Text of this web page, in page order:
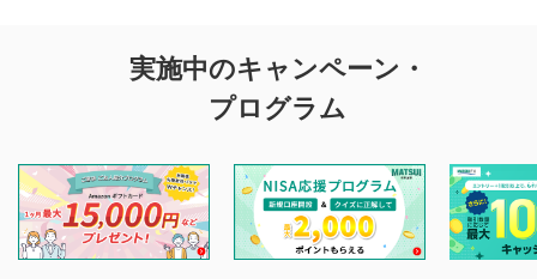
投稿に関する注意
を目的として、各動画コンテンツに、評価およびコメントの
投稿ができます。利用者は以下の注意事項をご理解のうえ、
閲覧および投稿を行うものとしてください。
他の利用者が動画を視聴される際の参考になるコメントをお
待ちしております。
実施中のキャンペーン・
プログラム